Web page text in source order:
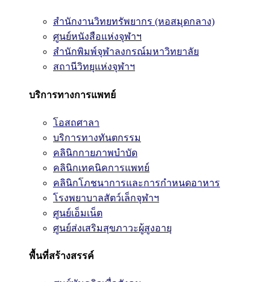
สำนักงานวิทยทรัพยากร (หอสมุดกลาง)
ศูนย์หนังสือแห่งจุฬาฯ
สำนักพิมพ์จุฬาลงกรณ์มหาวิทยาลัย
สถานีวิทยุแห่งจุฬาฯ
บริการทางการแพทย์
โอสถศาลา
บริการทางทันตกรรม
คลินิกกายภาพบำบัด
คลินิกเทคนิคการแพทย์
คลินิกโภชนาการและการกำหนดอาหาร
โรงพยาบาลสัตว์เล็กจุฬาฯ
ศูนย์เอ็มเน็ต
ศูนย์ส่งเสริมสุขภาวะผู้สูงอายุ
พื้นที่สร้างสรรค์